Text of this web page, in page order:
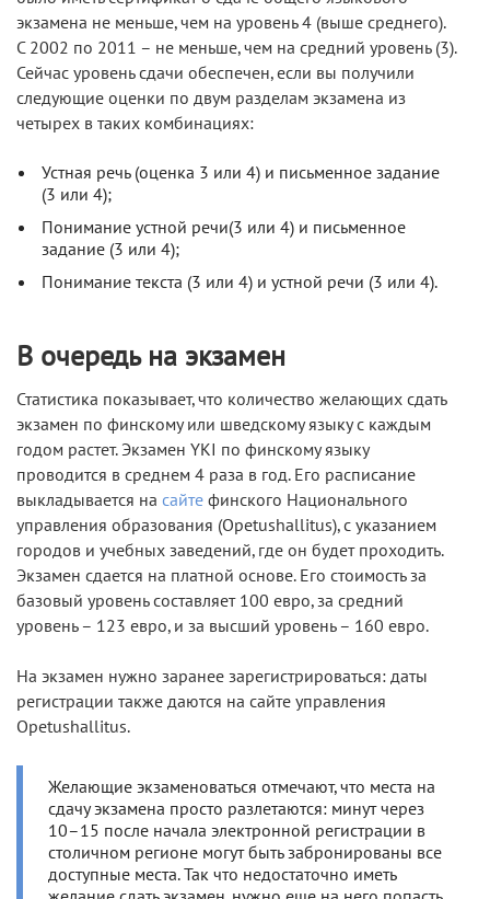
экзамена не меньше, чем на уровень 4 (выше среднего).
С 2002 по 2011 – не меньше, чем на средний уровень (3).
Сейчас уровень сдачи обеспечен, если вы получили
следующие оценки по двум разделам экзамена из
четырех в таких комбинациях:
Устная речь (оценка 3 или 4) и письменное задание
(3 или 4);
Понимание устной речи(3 или 4) и письменное
задание (3 или 4);
Понимание текста (3 или 4) и устной речи (3 или 4).
В очередь на экзамен
Статистика показывает, что количество желающих сдать
экзамен по финскому или шведскому языку с каждым
годом растет. Экзамен YKI по финскому языку
проводится в среднем 4 раза в год. Его расписание
выкладывается на сайте финского Национального
управления образования (Opetushallitus), с указанием
городов и учебных заведений, где он будет проходить.
Экзамен сдается на платной основе. Его стоимость за
базовый уровень составляет 100 евро, за средний
уровень – 123 евро, и за высший уровень – 160 евро.
На экзамен нужно заранее зарегистрироваться: даты
регистрации также даются на сайте управления
Opetushallitus.
Желающие экзаменоваться отмечают, что места на
сдачу экзамена просто разлетаются: минут через
10–15 после начала электронной регистрации в
столичном регионе могут быть забронированы все
доступные места. Так что недостаточно иметь